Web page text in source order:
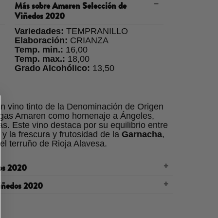
Más sobreAmaren Selección de
Viñedos 2020
Variedades: TEMPRANILLO
Elaboración: CRIANZA
Temp. min.: 16,00
Temp. max.: 18,00
Grado Alcohólico: 13,50
vino tinto de la Denominación de Origen
Amaren como homenaje a Ángeles,
Este vino destaca por su equilibrio entre
y la frescura y frutosidad de la Garnacha,
terruño de Rioja Alavesa.
2020
10% Garnacha.
2020